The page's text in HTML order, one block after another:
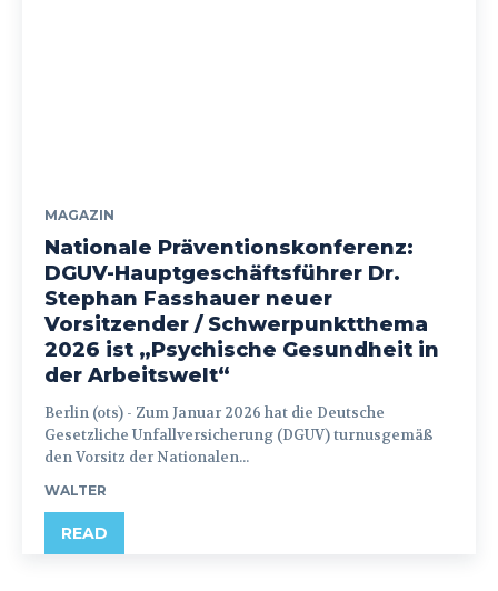
MAGAZIN
Nationale Präventionskonferenz:
DGUV-Hauptgeschäftsführer Dr.
Stephan Fasshauer neuer
Vorsitzender / Schwerpunktthema
2026 ist „Psychische Gesundheit in
der Arbeitswelt“
Berlin (ots) - Zum Januar 2026 hat die Deutsche
Gesetzliche Unfallversicherung (DGUV) turnusgemäß
den Vorsitz der Nationalen...
WALTER
READ